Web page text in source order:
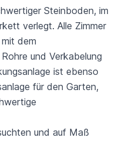
Steinboden, im
verlegt. Alle Zimmer
dem
und Verkabelung
ist ebenso
für den Garten,
und auf Maß